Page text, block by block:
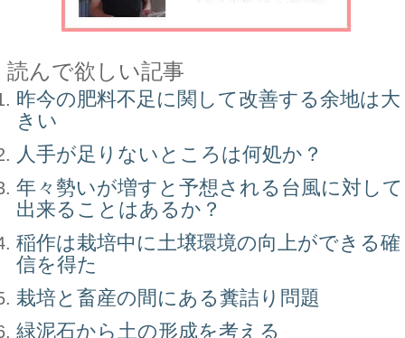
読んで欲しい記事
昨今の肥料不足に関して改善する余地は大
きい
人手が足りないところは何処か？
年々勢いが増すと予想される台風に対して
出来ることはあるか？
稲作は栽培中に土壌環境の向上ができる確
信を得た
栽培と畜産の間にある糞詰り問題
緑泥石から土の形成を考える